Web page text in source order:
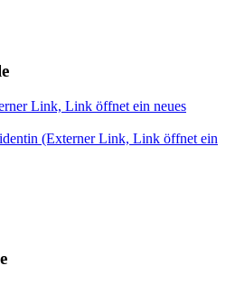
Link, Link öffnet ein neues
(Externer Link, Link öffnet ein